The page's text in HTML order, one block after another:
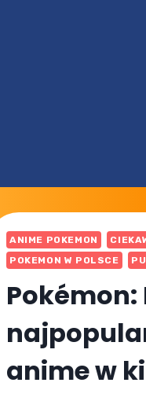
ANIME POKEMON
POKEMON W POLSCE
anime w